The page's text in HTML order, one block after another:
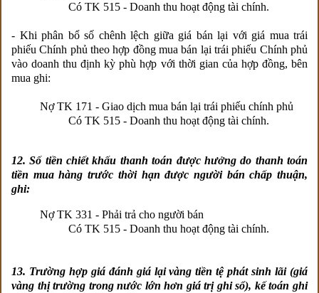
Có TK 515 - Doanh thu hoạt động tài chính.
- Khi phân bổ số chênh lệch giữa giá bán lại với giá mua trái
phiếu Chính phủ theo hợp đồng mua bán lại trái phiếu Chính phủ
vào doanh thu định kỳ phù hợp với thời gian của hợp đồng, bên
mua ghi:
Nợ TK 171 - Giao dịch mua bán lại trái phiếu chính phủ
Có TK 515 - Doanh thu hoạt động tài chính.
12. Số tiền chiết khấu thanh toán được hưởng do thanh toán
tiền mua hàng trước thời hạn được người bán chấp thuận,
ghi:
Nợ TK 331 - Phải trả cho người bán
Có TK 515 - Doanh thu hoạt động tài chính.
13. Trường hợp giá đánh giá lại vàng tiền tệ phát sinh lãi (giá
vàng thị trường trong nước lớn hơn giá trị ghi sổ), kế toán ghi